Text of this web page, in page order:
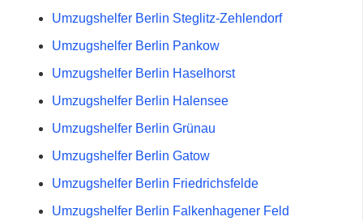
Umzugshelfer Berlin Steglitz-Zehlendorf
Umzugshelfer Berlin Pankow
Umzugshelfer Berlin Haselhorst
Umzugshelfer Berlin Halensee
Umzugshelfer Berlin Grünau
Umzugshelfer Berlin Gatow
Umzugshelfer Berlin Friedrichsfelde
Umzugshelfer Berlin Falkenhagener Feld